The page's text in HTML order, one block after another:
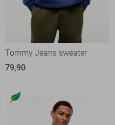
Tommy Jeans sweater
79,90